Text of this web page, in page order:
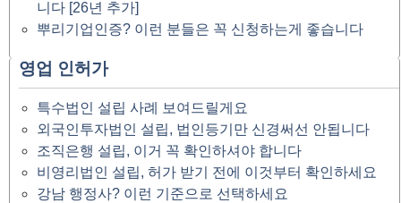
니다 [26년 추가]
뿌리기업인증? 이런 분들은 꼭 신청하는게 좋습니다
영업 인허가
특수법인 설립 사례 보여드릴게요
외국인투자법인 설립, 법인등기만 신경써선 안됩니다
조직은행 설립, 이거 꼭 확인하셔야 합니다
비영리법인 설립, 허가 받기 전에 이것부터 확인하세요
강남 행정사? 이런 기준으로 선택하세요